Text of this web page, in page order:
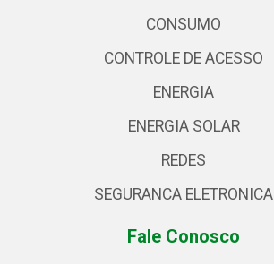
CONSUMO
CONTROLE DE ACESSO
ENERGIA
ENERGIA SOLAR
REDES
SEGURANCA ELETRONICA
Fale Conosco